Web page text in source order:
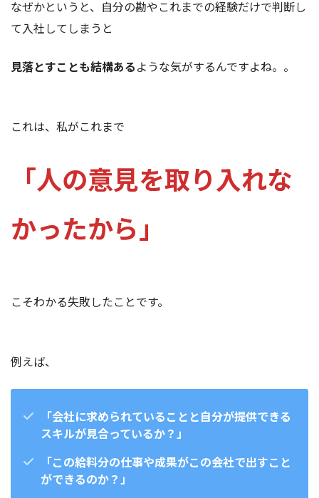
なぜかというと、自分の勘やこれまでの経験だけで判断し
て入社してしまうと
見落とすことも結構あるような気がするんですよね。。
これは、私がこれまで
「人の意見を取り入れな
かったから」
こそわかる失敗したことです。
例えば、
「会社に求められていることと自分が提供できる
スキルが見合っているか？」
「この給料分の仕事や成果がこの会社で出すこと
ができるのか？」